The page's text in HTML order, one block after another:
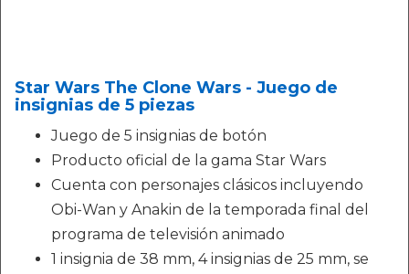
Star Wars The Clone Wars - Juego de
insignias de 5 piezas
Juego de 5 insignias de botón
Producto oficial de la gama Star Wars
Cuenta con personajes clásicos incluyendo
Obi-Wan y Anakin de la temporada final del
programa de televisión animado
1 insignia de 38 mm, 4 insignias de 25 mm, se